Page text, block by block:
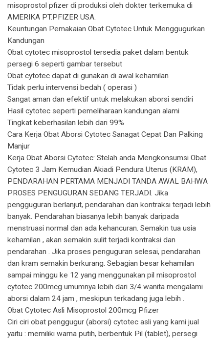
misoprostol pfizer di produksi oleh dokter terkemuka di
AMERIKA PT.PFIZER USA.
Keuntungan Pemakaian Obat Cytotec Untuk Menggugurkan
Kandungan
Obat cytotec misoprostol tersedia paket dalam bentuk
persegi 6 seperti gambar tersebut
Obat cytotec dapat di gunakan di awal kehamilan
Tidak perlu intervensi bedah ( operasi )
Sangat aman dan efektif untuk melakukan aborsi sendiri
Hasil cytotec seperti pemeliharaan kandungan alami
Tingkat keberhasilan lebih dari 99%
Cara Kerja Obat Aborsi Cytotec Sanagat Cepat Dan Palking
Manjur
Kerja Obat Aborsi Cytotec: Stelah anda Mengkonsumsi Obat
Cytotec 3 Jam Kemudian Akiadi Pendura Uterus (KRAM),
PENDARAHAN PERTAMA MENJADI TANDA AWAL BAHWA
PROSES PENGUGURAN SEDANG TERJADI. Jika
pengguguran berlanjut, pendarahan dan kontraksi terjadi lebih
banyak. Pendarahan biasanya lebih banyak daripada
menstruasi normal dan ada kehancuran. Semakin tua usia
kehamilan , akan semakin sulit terjadi kontraksi dan
pendarahan . Jika proses penguguran selesai, pendarahan
dan kram semakin berkurang. Sebagian besar kehamilan
sampai minggu ke 12 yang menggunakan pil misoprostol
cytotec 200mcg umumnya lebih dari 3/4 wanita mengalami
aborsi dalam 24 jam , meskipun terkadang juga lebih .
Obat Cytotec Asli Misoprostol 200mcg Pfizer
Ciri ciri obat penggugur (aborsi) cytotec asli yang kami jual
yaitu : memiliki warna putih, berbentuk Pil (tablet), persegi